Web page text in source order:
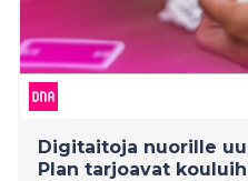
Digitaitoja nuorille
Plan tarjoavat